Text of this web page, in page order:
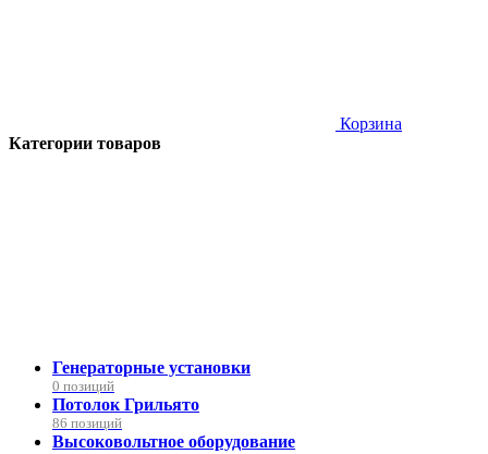
Корзина
Категории товаров
Генераторные установки
0 позиций
Потолок Грильято
86 позиций
Высоковольтное оборудование